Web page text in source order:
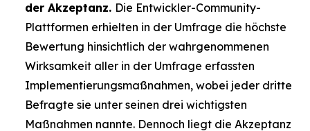
der Akzeptanz. Die Entwickler-Community-
Plattformen erhielten in der Umfrage die höchste
Bewertung hinsichtlich der wahrgenommenen
Wirksamkeit aller in der Umfrage erfassten
Implementierungsmaßnahmen, wobei jeder dritte
Befragte sie unter seinen drei wichtigsten
Maßnahmen nannte. Dennoch liegt die Akzeptanz